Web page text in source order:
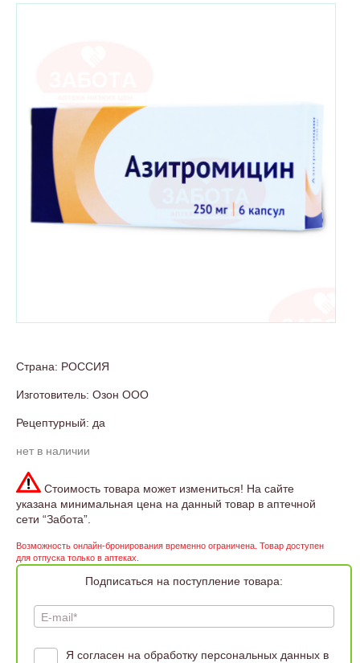
Страна: РОССИЯ
Изготовитель: Озон ООО
Рецептурный: да
нет в наличии
Стоимость товара может измениться! На сайте
указана минимальная цена на данный товар в аптечной
сети “Забота”.
Возможность онлайн-бронирования временно ограничена. Товар доступен
для отпуска только в аптеках.
Подписаться на поступление товара:
E-mail*
Я согласен на обработку персональных данных в